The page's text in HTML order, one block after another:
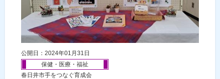
公開日：2024年01月31日
保健・医療・福祉
春日井市手をつなぐ育成会